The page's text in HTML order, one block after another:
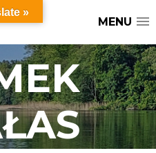
MENU
MENU
»